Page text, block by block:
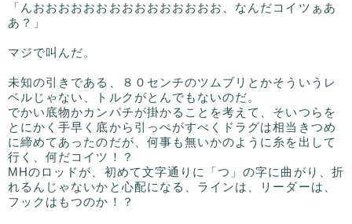
「んおおおおおおおおおおおおおおお、なんだコイツぁあ
あ？」
マジで叫んだ。
未知の引きである、８０センチのツムブリとかそういうレ
ベルじゃない、トルクがとんでもないのだ。
でかい底物かカンパチが掛かることを考えて、そいつらを
とにかく手早く底から引っぺがすべくドラグは相当きつめ
に締めてあったのだが、何事も無いかのように糸を出して
行く、何だコイツ！？
MHのロッドが、初めて文字通りに「つ」の字に曲がり、折
れるんじゃないかと心配になる、ラインは、リーダーは、
フックはもつのか！？